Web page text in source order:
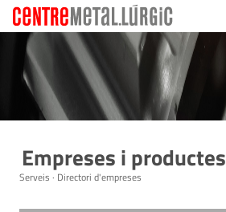
Empreses i productes
Serveis · Directori d'empreses